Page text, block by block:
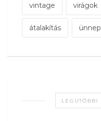
vintage virágok
átalakítás
LEGUTÓBBI